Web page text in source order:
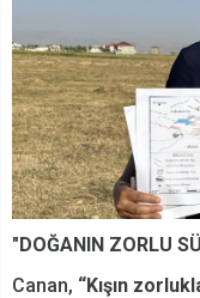
"DOĞANIN ZORLU
Canan, “Kışın